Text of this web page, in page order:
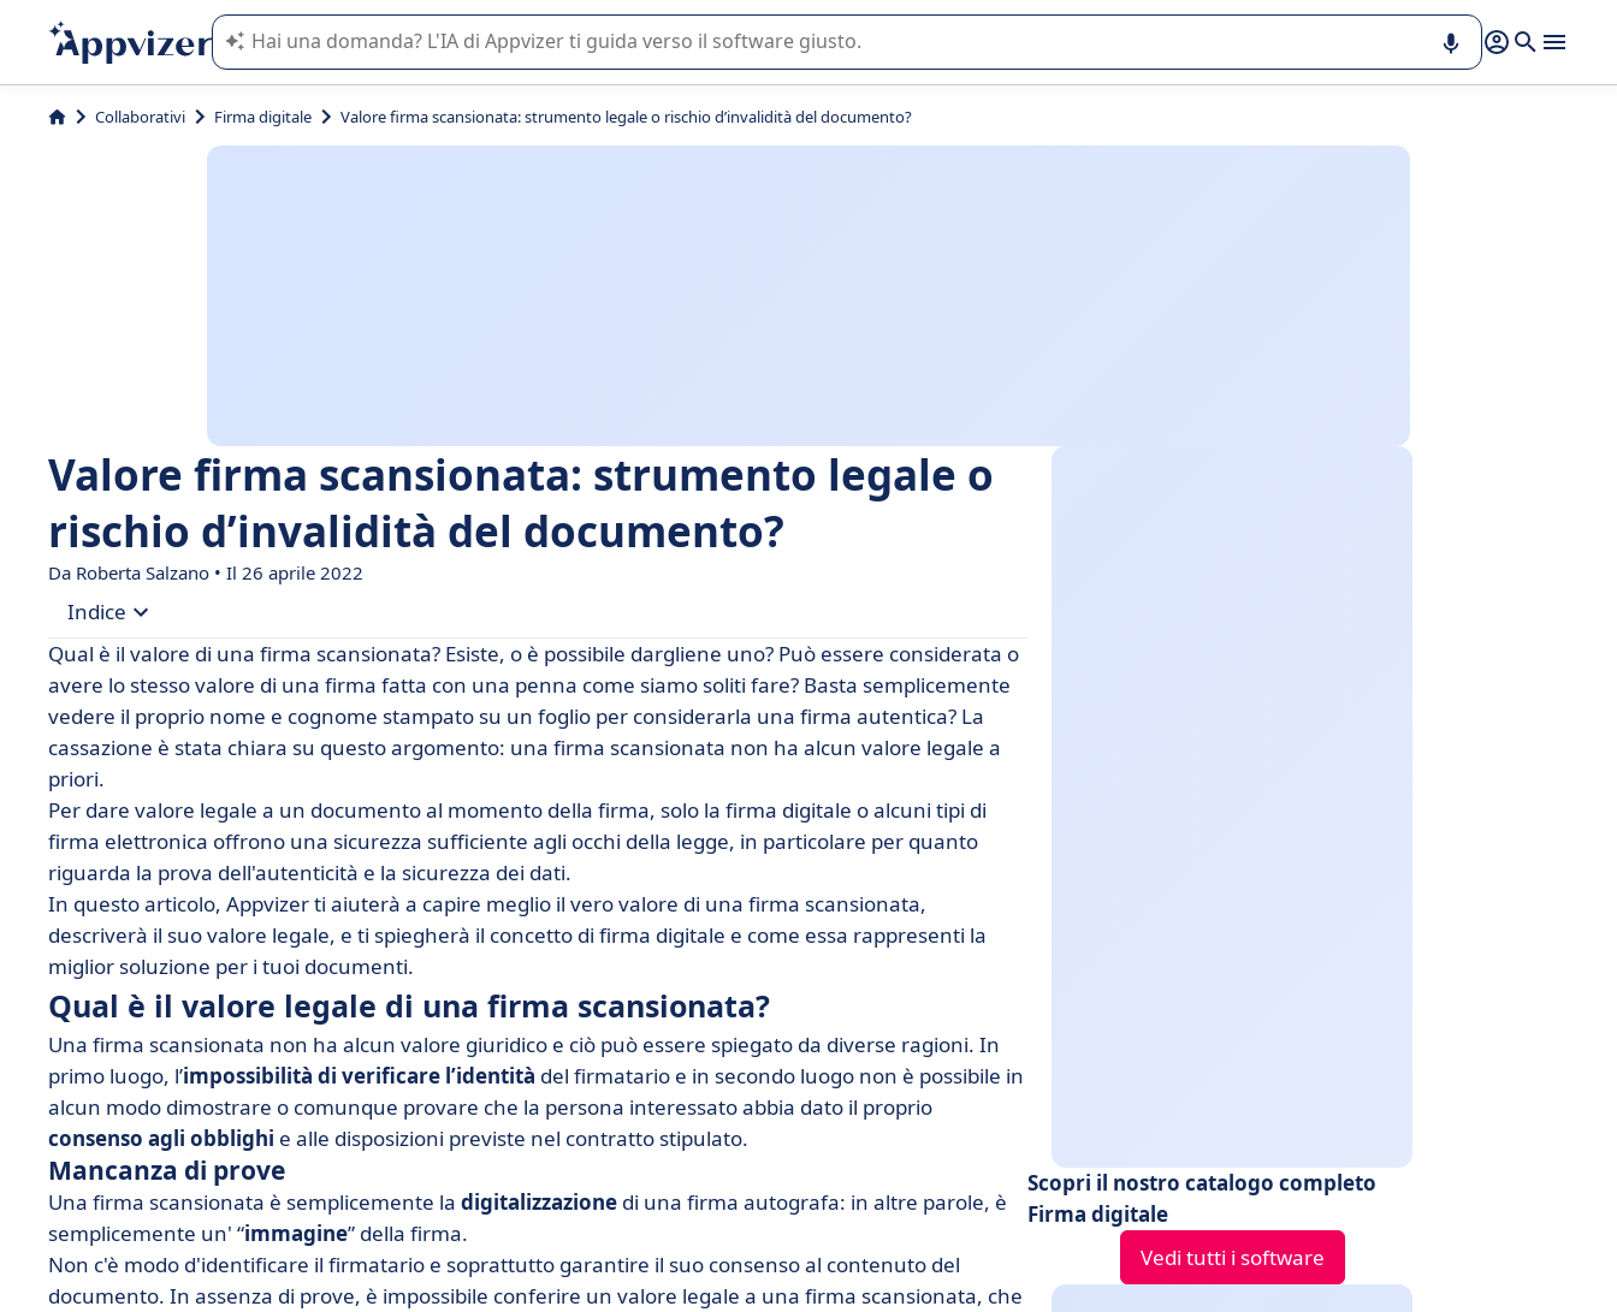
L'IA di Appvizer vi guida nell'utilizzo o nella scelta di un software SaaS per la vostra azienda.
Collaborativi Firma digitale Valore firma scansionata: strumento legale o rischio d’invalidità del documento?
Valore firma scansionata: strumento legale o
rischio d’invalidità del documento?
Da Roberta Salzano • Il 26 aprile 2022
Indice
• Qual è il valore legale di una firma scansionata?
• Come dare valore legale a una firma scansionata?
• Quale soluzione per una firma legalmente valida?
• Come firmare elettronicamente con facilità?
Qual è il valore di una firma scansionata? Esiste, o è possibile dargliene uno? Può essere considerata o
avere lo stesso valore di una firma fatta con una penna come siamo soliti fare? Basta semplicemente
vedere il proprio nome e cognome stampato su un foglio per considerarla una firma autentica? La
cassazione è stata chiara su questo argomento: una firma scansionata non ha alcun valore legale a
priori.
Per dare valore legale a un documento al momento della firma, solo la firma digitale o alcuni tipi di
firma elettronica offrono una sicurezza sufficiente agli occhi della legge, in particolare per quanto
riguarda la prova dell'autenticità e la sicurezza dei dati.
In questo articolo, Appvizer ti aiuterà a capire meglio il vero valore di una firma scansionata,
descriverà il suo valore legale, e ti spiegherà il concetto di firma digitale e come essa rappresenti la
miglior soluzione per i tuoi documenti.
Qual è il valore legale di una firma scansionata?
Una firma scansionata non ha alcun valore giuridico e ciò può essere spiegato da diverse ragioni. In
primo luogo, l’impossibilità di verificare l’identità del firmatario e in secondo luogo non è possibile in
alcun modo dimostrare o comunque provare che la persona interessato abbia dato il proprio
consenso agli obblighi e alle disposizioni previste nel contratto stipulato.
Mancanza di prove
Una firma scansionata è semplicemente la digitalizzazione di una firma autografa: in altre parole, è
semplicemente un' “immagine” della firma.
Non c'è modo d'identificare il firmatario e soprattutto garantire il suo consenso al contenuto del
documento. In assenza di prove, è impossibile conferire un valore legale a una firma scansionata, che
Scopri il nostro catalogo completo
Firma digitale
Vedi tutti i software